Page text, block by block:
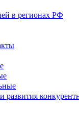
в регионах РФ
развития